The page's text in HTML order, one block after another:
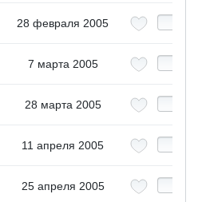
28 февраля 2005
7 марта 2005
28 марта 2005
11 апреля 2005
25 апреля 2005